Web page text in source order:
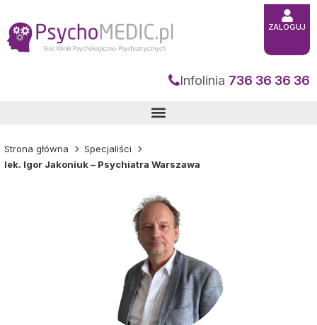
treści
Infolinia 736 36 36 36
ZALOGUJ
Strona główna
Specjaliści
lek. Igor Jakoniuk – Psychiatra Warszawa